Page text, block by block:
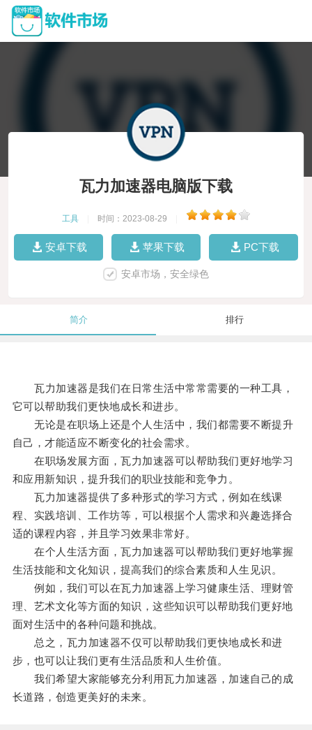
瓦力加速器电脑版下载
工具 时间：2023-08-29
安卓下载 苹果下载 PC下载
安卓市场，安全绿色
简介 排行
瓦力加速器是我们在日常生活中常常需要的一种工具，
它可以帮助我们更快地成长和进步。
无论是在职场上还是个人生活中，我们都需要不断提升
自己，才能适应不断变化的社会需求。
在职场发展方面，瓦力加速器可以帮助我们更好地学习
和应用新知识，提升我们的职业技能和竞争力。
瓦力加速器提供了多种形式的学习方式，例如在线课
程、实践培训、工作坊等，可以根据个人需求和兴趣选择合
适的课程内容，并且学习效果非常好。
在个人生活方面，瓦力加速器可以帮助我们更好地掌握
生活技能和文化知识，提高我们的综合素质和人生见识。
例如，我们可以在瓦力加速器上学习健康生活、理财管
理、艺术文化等方面的知识，这些知识可以帮助我们更好地
面对生活中的各种问题和挑战。
总之，瓦力加速器不仅可以帮助我们更快地成长和进
步，也可以让我们更有生活品质和人生价值。
我们希望大家能够充分利用瓦力加速器，加速自己的成
长道路，创造更美好的未来。